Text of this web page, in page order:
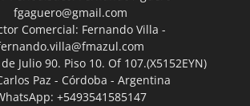
fgaguero@gmail.com
Comercial: Fernando Villa -
Julio 90. Piso 10. Of 107.(X5152EYN)
Paz - Córdoba - Argentina
+5493541585147